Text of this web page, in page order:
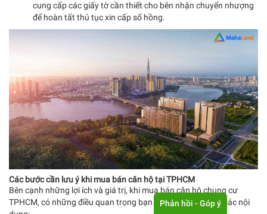
cung cấp các giấy tờ cần thiết cho bên nhận chuyển nhượng
để hoàn tất thủ tục xin cấp sổ hồng.
Các bước cần lưu ý khi mua bán căn hộ tại TPHCM
Bên cạnh những lợi ích và giá trị, khi mua bán căn hộ chung cư
TPHCM, có những điều quan trọng bạn cần lưu ý, cụ thể là các nội
Phản hồi - Góp ý